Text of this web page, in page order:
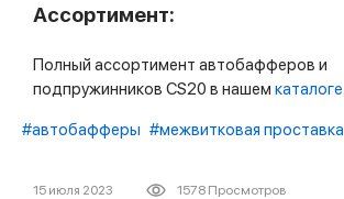
Ассортимент:
Полный ассортимент автобафферов и
подпружинников CS20 в нашем каталоге
#автобафферы #межвитковая проставка
15 июля 2023 1578 Просмотров